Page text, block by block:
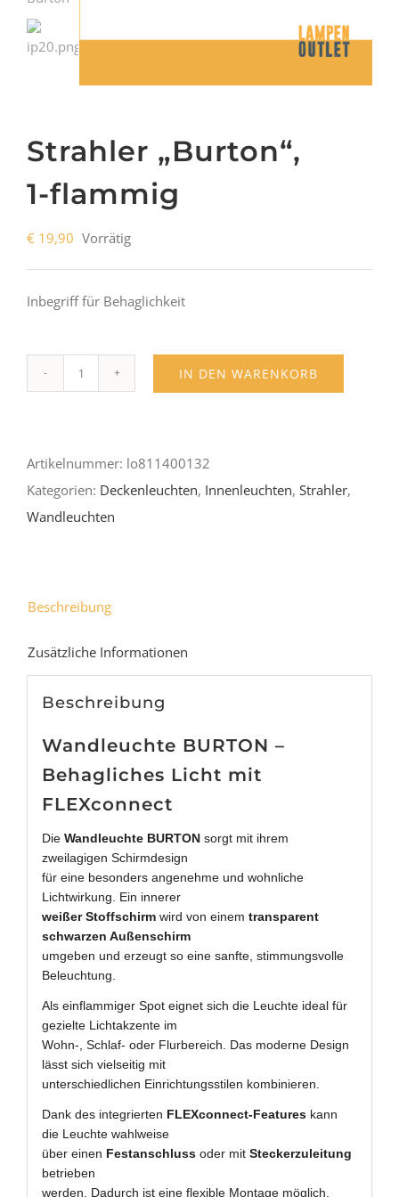
Strahler „Burton“,
1-flammig
€ 19,90 Vorrätig
Inbegriff für Behaglichkeit
Menge
IN DEN WARENKORB
Artikelnummer: lo811400132
Kategorien: Deckenleuchten, Innenleuchten, Strahler,
Wandleuchten
Beschreibung
Zusätzliche Informationen
Beschreibung
Wandleuchte BURTON –
Behagliches Licht mit
FLEXconnect
Die Wandleuchte BURTONsorgt mit ihrem
zweilagigen Schirmdesign
für eine besonders angenehme und wohnliche
Lichtwirkung. Ein innerer
weißer Stoffschirmwird von einem transparent
schwarzen Außenschirm
umgeben und erzeugt so eine sanfte, stimmungsvolle
Beleuchtung.
Als einflammiger Spot eignet sich die Leuchte ideal für
gezielte Lichtakzente im
Wohn-, Schlaf- oder Flurbereich. Das moderne Design
lässt sich vielseitig mit
unterschiedlichen Einrichtungsstilen kombinieren.
Dank des integrierten FLEXconnect-Featureskann
die Leuchte wahlweise
über einen Festanschlussoder mit Steckerzuleitung
betrieben
werden. Dadurch ist eine flexible Montage möglich.